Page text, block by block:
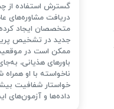
گسترش استفاده از
دریافت مشاوره‌های
متخصصان ایجاد
جدید در تشخیص
ممکن است در
باورهای هذیانی،
ناخواسته با او
خواستار شفافیت
داده‌ها و آزمون‌های